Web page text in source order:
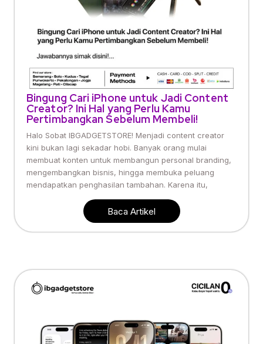
Bingung Cari iPhone untuk Jadi Content
Creator? Ini Hal yang Perlu Kamu
Pertimbangkan Sebelum Membeli!
Halo Sobat IBGADGETSTORE! Menjadi content creator
kini bukan lagi sekadar hobi. Banyak orang mulai
membuat konten untuk membangun personal branding,
mengembangkan bisnis, hingga membuka peluang
mendapatkan penghasilan tambahan. Karena itu,
Baca Artikel